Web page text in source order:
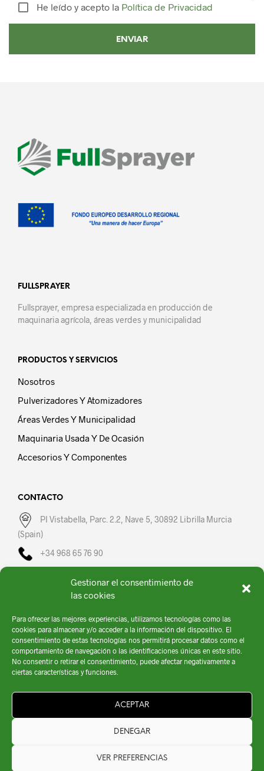
Gestionar el consentimiento de
las cookies
Para ofrecer las mejores experiencias, utilizamos tecnologías como las
cookies para almacenar y/o acceder a la información del dispositivo. El
consentimiento de estas tecnologías nos permitirá procesar datos como el
comportamiento de navegación o las identificaciones únicas en este sitio.
No consentir o retirar el consentimiento, puede afectar negativamente a
ciertas características y funciones.
ACEPTAR
DENEGAR
VER PREFERENCIAS
He leído y acepto la Política de Privacidad
FULLSPRAYER
Fullsprayer, empresa especializada en producción de
maquinaria agrícola, áreas verdes y municipalidad
PRODUCTOS Y SERVICIOS
Nosotros
Pulverizadores Y Atomizadores
Áreas Verdes Y Municipalidad
Maquinaria Usada Y De Ocasión
Accesorios Y Componentes
CONTACTO
PI Vistabella, Parc. 2.2, Nave 5, 30892 Librilla Murcia
(Spain)
+34 968 65 76 90
L-V: 08:00 – 16:00
Fullsprayer © 2020 | Todos los Derechos Reservados |
Política de privacidad|Política de Cookies|Aviso Legal|
Diseño porComga